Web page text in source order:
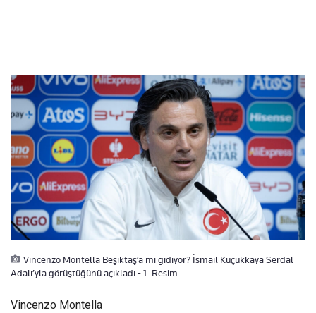
Vincenzo Montella Beşiktaş’a mı gidiyor? İsmail Küçükkaya Serdal
Adalı’yla görüştüğünü açıkladı - 1. Resim
Vincenzo Montella